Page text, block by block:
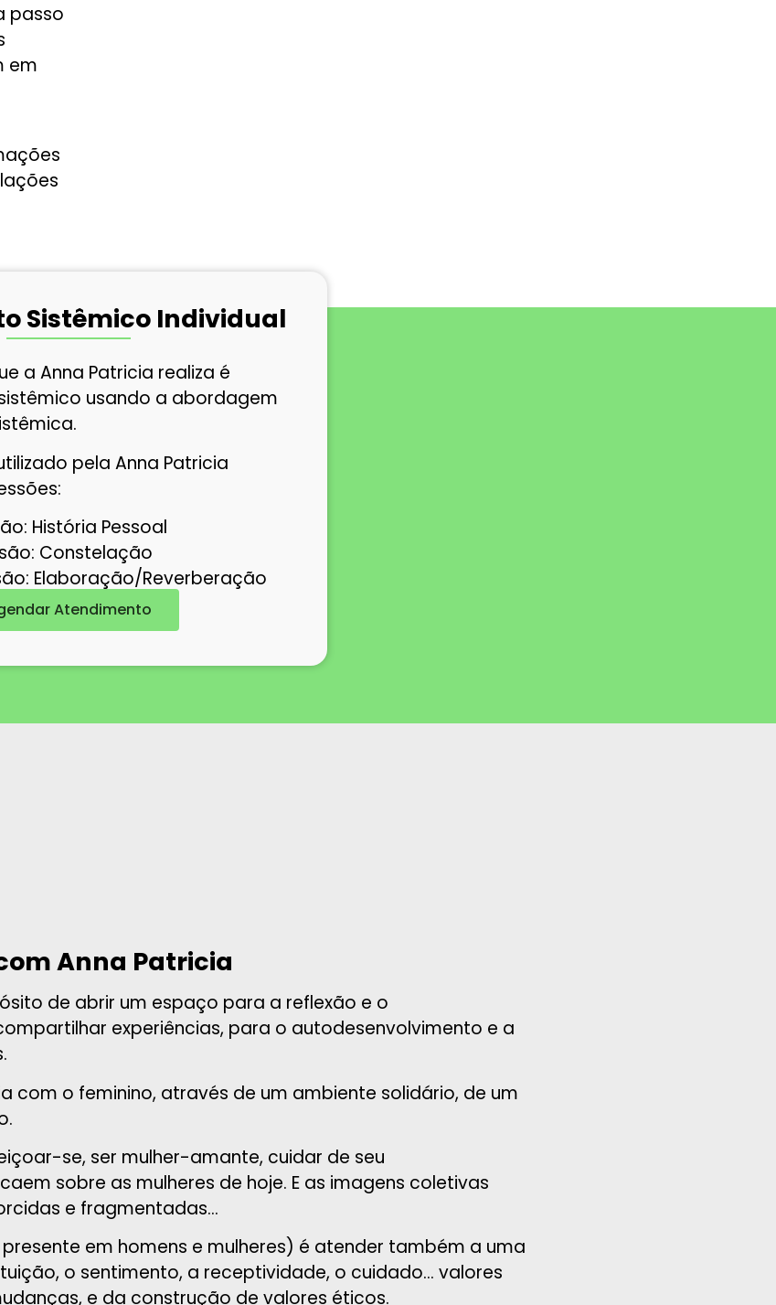
passo
em
Sistêmico Individual
a Anna Patricia realiza é
usando a abordagem
pela Anna Patricia
História Pessoal
Constelação
Elaboração/Reverberação
Atendimento
Anna Patricia
de abrir um espaço para a reflexão e o
experiências, para o autodesenvolvimento e a
com o feminino, através de um ambiente solidário, de um
se, ser mulher-amante, cuidar de seu
sobre as mulheres de hoje. E as imagens coletivas
e fragmentadas…
em homens e mulheres) é atender também a uma
o sentimento, a receptividade, o cuidado… valores
e da construção de valores éticos.